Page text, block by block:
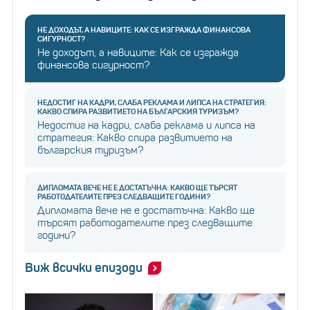
НЕ ДОХОДЪТ, А НАВИЦИТЕ: КАК СЕ ИЗГРАЖДА ФИНАНСОВА
СИГУРНОСТ?
Не доходът, а навиците: Как се изгражда
финансова сигурност?
НЕДОСТИГ НА КАДРИ, СЛАБА РЕКЛАМА И ЛИПСА НА СТРАТЕГИЯ:
КАКВО СПИРА РАЗВИТИЕТО НА БЪЛГАРСКИЯ ТУРИЗЪМ?
Недостиг на кадри, слаба реклама и липса на
стратегия: Какво спира развитието на
българския туризъм?
ДИПЛОМАТА ВЕЧЕ НЕ Е ДОСТАТЪЧНА: КАКВО ЩЕ ТЪРСЯТ
РАБОТОДАТЕЛИТЕ ПРЕЗ СЛЕДВАЩИТЕ ГОДИНИ?
Дипломата вече не е достатъчна: Какво ще
търсят работодателите през следващите
години?
Виж всички епизоди